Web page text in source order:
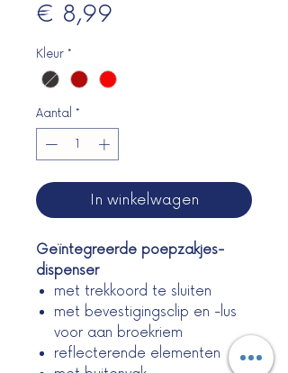
€ 8,99
Kleur *
Aantal *
In winkelwagen
Geïntegreerde poepzakjes-
dispenser
met trekkoord te sluiten
met bevestigingsclip en -lus
voor aan broekriem
reflecterende elementen